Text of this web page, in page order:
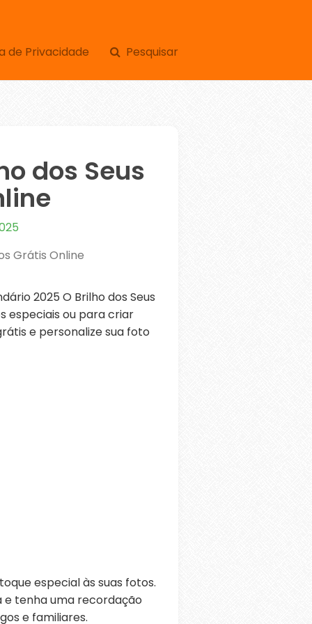
de Privacidade Pesquisar
dos Seus
Grátis Online
2025 O Brilho dos Seus
especiais ou para criar
e personalize sua foto
especial às suas fotos.
e tenha uma recordação
e familiares.